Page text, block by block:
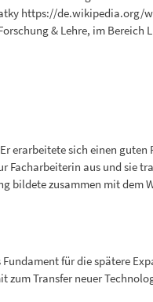
https://de.wikipedia.org/
& Lehre, im Bereich
erarbeitete sich einen guten
Facharbeiterin aus und sie
bildete zusammen mit dem
für die spätere
Transfer neuer